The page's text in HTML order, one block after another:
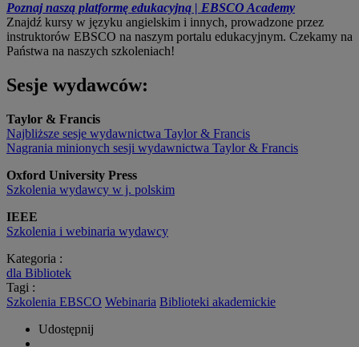
Poznaj naszą platformę edukacyjną | EBSCO Academy
Znajdź kursy w języku angielskim i innych, prowadzone przez
instruktorów EBSCO na naszym portalu edukacyjnym. Czekamy na
Państwa na naszych szkoleniach!
Sesje wydawców:
Taylor & Francis
Najbliższe sesje wydawnictwa Taylor & Francis
Nagrania minionych sesji wydawnictwa Taylor & Francis
Oxford University Press
Szkolenia wydawcy w j. polskim
IEEE
Szkolenia i webinaria wydawcy
Kategoria :
dla Bibliotek
Tagi :
Szkolenia EBSCO Webinaria Biblioteki akademickie
Udostępnij